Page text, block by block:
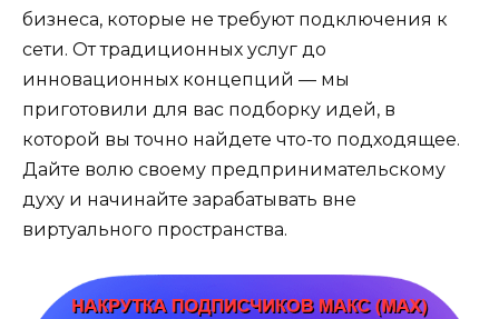
бизнеса, которые не требуют подключения к
сети. От традиционных услуг до
инновационных концепций — мы
приготовили для вас подборку идей, в
которой вы точно найдете что-то подходящее.
Дайте волю своему предпринимательскому
духу и начинайте зарабатывать вне
виртуального пространства.